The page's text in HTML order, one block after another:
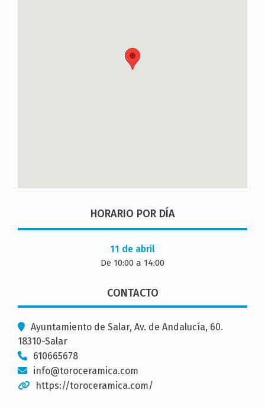
HORARIO POR DÍA
11 de abril
De 10:00 a 14:00
CONTACTO
Ayuntamiento de Salar, Av. de Andalucía, 60.
18310-Salar
610665678
info@toroceramica.com
https://toroceramica.com/